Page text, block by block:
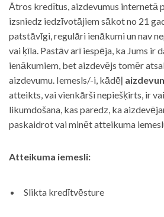
Ātros kredītus, aizdevumus internetā
izsniedz iedzīvotājiem sākot no 21
patstāvīgi, regulāri ienākumi un nav
vai ķīla. Pastāv arī iespēja, ka Jums ir
ienākumiem, bet aizdevējs tomēr
aizdevumu. Iemesls/-i, kādēļ
atteikts, vai vienkārši nepiešķirts, ir
likumdošana, kas paredz, ka
paskaidrot vai minēt atteikuma
Atteikuma iemesli:
Slikta kredītvēsture